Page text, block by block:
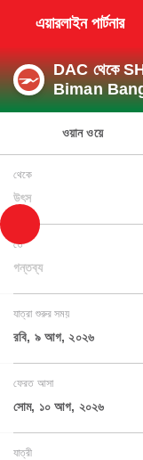
এয়ারলাইন পার্টনার
DAC থেকে SHJ
Biman
ওয়ান ওয়ে
থেকে
উৎস
তে
গন্তব্য
যাত্রা শুরুর সময়
রবি, ৯ আগ, ২০২৬
ফেরত আসা
সোম, ১০ আগ, ২০২৬
যাত্রী